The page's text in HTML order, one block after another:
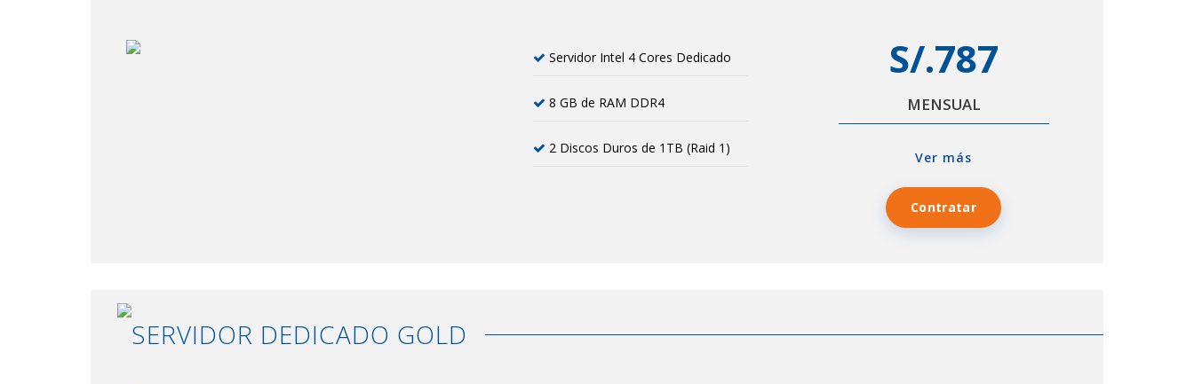
Servidor Intel 4 Cores Dedicado
8 GB de RAM DDR4
2 Discos Duros de 1TB (Raid 1)
S/.787
MENSUAL
Ver más
Contratar
SERVIDOR DEDICADO GOLD